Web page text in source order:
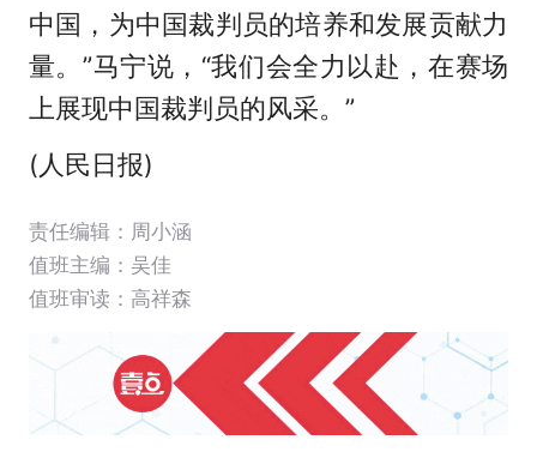
中国，为中国裁判员的培养和发展贡献力
量。”马宁说，“我们会全力以赴，在赛场
上展现中国裁判员的风采。”
(人民日报)
责任编辑：周小涵
值班主编： 吴佳
值班审读：高祥森